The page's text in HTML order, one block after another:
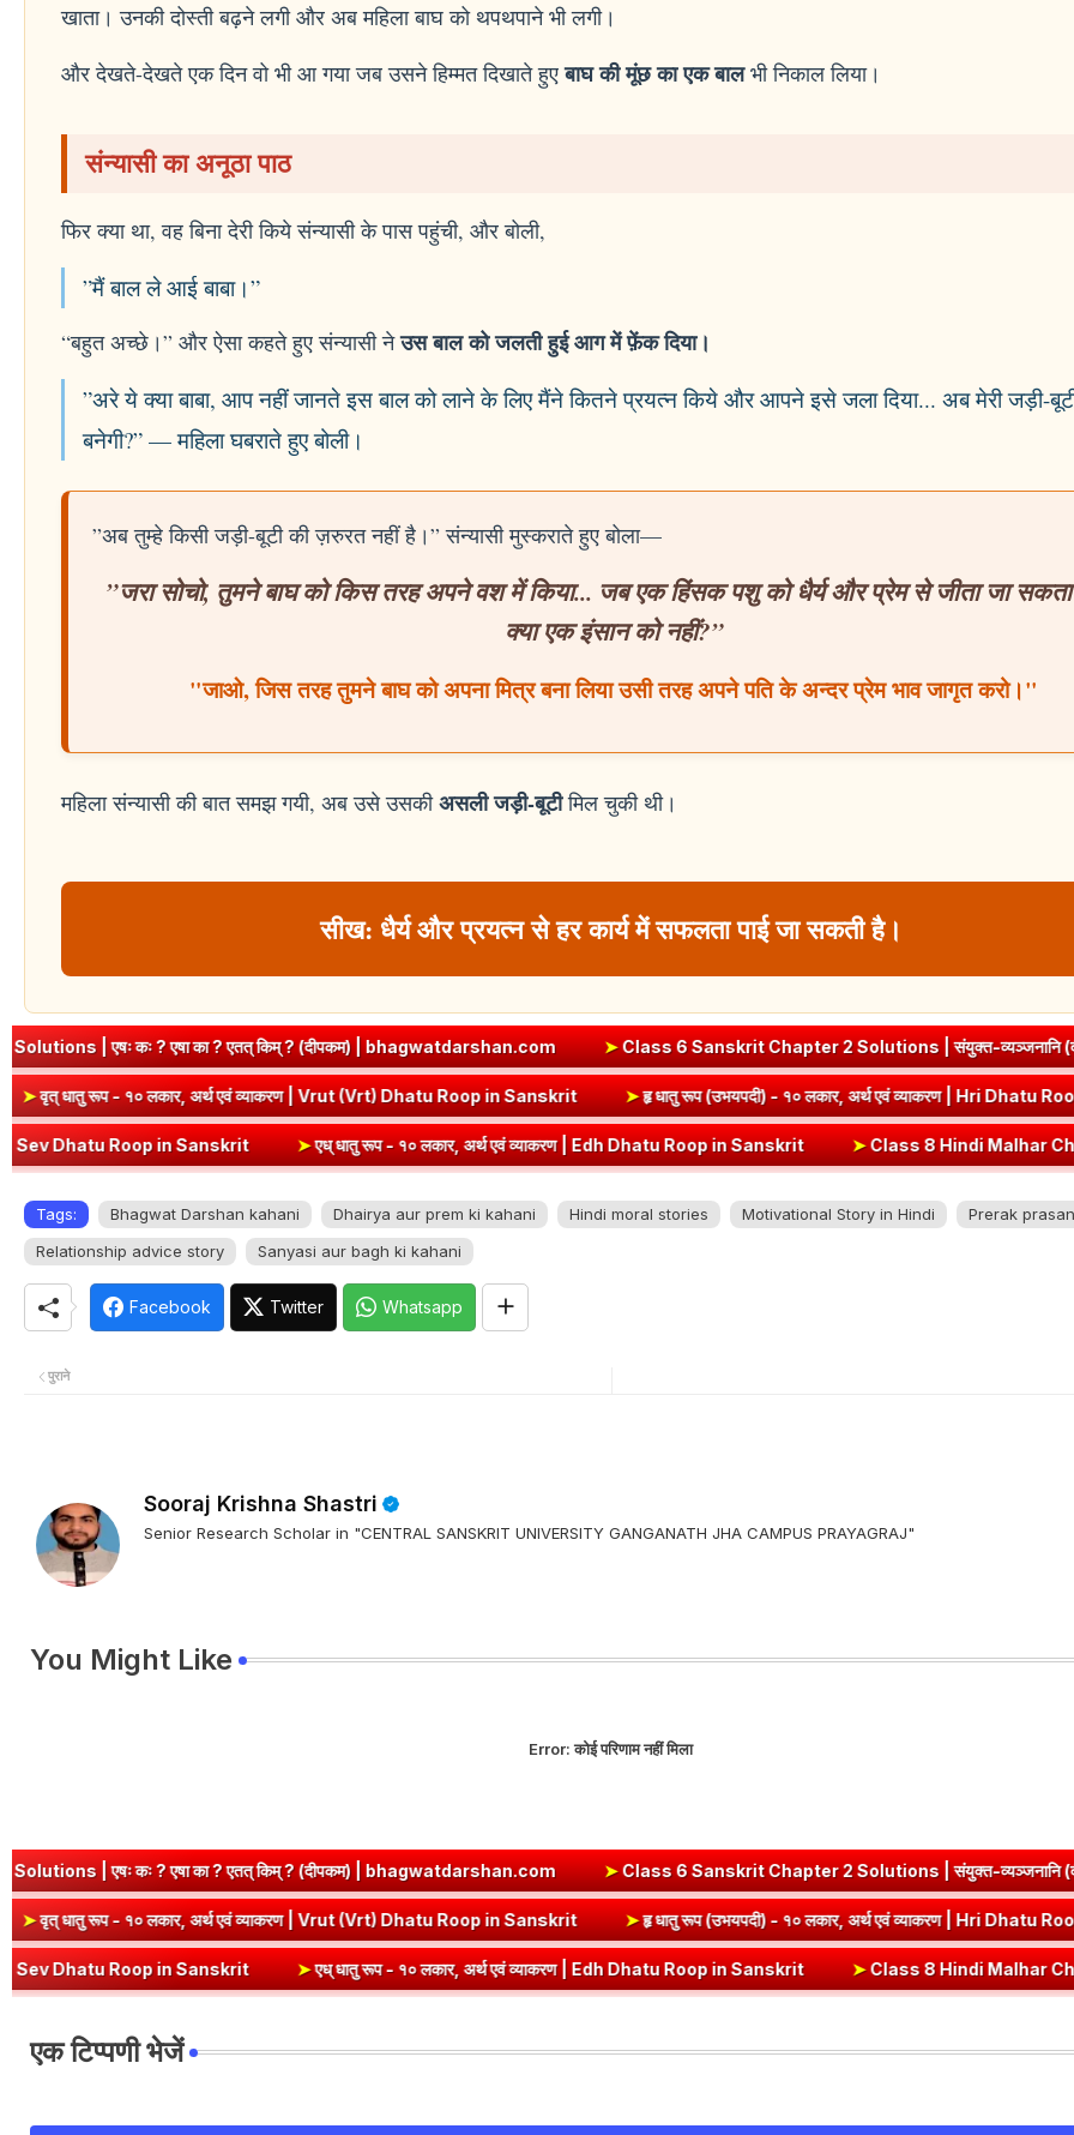
खाता। उनकी दोस्ती बढ़ने लगी और अब महिला बाघ को थपथपाने भी लगी।
और देखते-देखते एक दिन वो भी आ गया जब उसने हिम्मत दिखाते हुएबाघ की मूंछ का एक बालभी निकाल लिया।
संन्यासी का अनूठा पाठ
फिर क्या था, वह बिना देरी किये संन्यासी के पास पहुंची, और बोली,
”मैं बाल ले आई बाबा।”
“बहुत अच्छे।” और ऐसा कहते हुए संन्यासी नेउस बाल को जलती हुई आग में फ़ेंक दिया।
”अरे ये क्या बाबा, आप नहीं जानते इस बाल को लाने के लिए मैंने कितने प्रयत्न किये और आपने इसे जला दिया... अब मेरी जड़ी-
बनेगी?” — महिला घबराते हुए बोली।
”अब तुम्हे किसी जड़ी-बूटी की ज़रुरत नहीं है।” संन्यासी मुस्कराते हुए बोला—
”जरा सोचो, तुमने बाघ को किस तरह अपने वश में किया... जब एक हिंसक पशु को धैर्य और प्रेम से जीता जा सकता
क्या एक इंसान को नहीं?”
"जाओ, जिस तरह तुमने बाघ को अपना मित्र बना लिया उसी तरह अपने पति के अन्दर प्रेम भाव जागृत करो।"
महिला संन्यासी की बात समझ गयी, अब उसे उसकीअसली जड़ी-बूटीमिल चुकी थी।
सीख: धैर्य और प्रयत्न से हर कार्य में सफलता पाई जा सकती है।
एतत् किम् ? (दीपकम) | bhagwatdarshan.com ➤Class 6 Sanskrit Chapter 2 Solutions | संयुक्त-व्यञ्जनानि (दीपकम) |
Roop in Sanskrit ➤वृत् धातु रूप - १० लकार, अर्थ एवं व्याकरण | Vrut (Vrt) Dhatu Roop in Sanskrit ➤हृ धातु रूप (उभयपदी) - १० लकार, अर्थ
Sanskrit ➤एध् धातु रूप - १० लकार, अर्थ एवं व्याकरण | Edh Dhatu Roop in Sanskrit ➤Class 8 Hindi Malhar Chapter 4 Haridwar | हरिद्वार
Tags: Bhagwat Darshan kahani Dhairya aur prem ki kahani Hindi moral stories Motivational Story in Hindi
Prerak
Relationship advice story
Sanyasi aur bagh ki kahani
Facebook Twitter Whatsapp
पुराने
Sooraj Krishna Shastri
Senior Research Scholar in "CENTRAL SANSKRIT UNIVERSITY GANGANATH JHA CAMPUS PRAYAGRAJ"
You Might Like
Error:कोई परिणाम नहीं मिला
एतत् किम् ? (दीपकम) | bhagwatdarshan.com ➤Class 6 Sanskrit Chapter 2 Solutions | संयुक्त-व्यञ्जनानि (दीपकम) |
Roop in Sanskrit ➤वृत् धातु रूप - १० लकार, अर्थ एवं व्याकरण | Vrut (Vrt) Dhatu Roop in Sanskrit ➤हृ धातु रूप (उभयपदी) - १० लकार, अर्थ
Sanskrit ➤एध् धातु रूप - १० लकार, अर्थ एवं व्याकरण | Edh Dhatu Roop in Sanskrit ➤Class 8 Hindi Malhar Chapter 4 Haridwar | हरिद्वार
एक टिप्पणी भेजें